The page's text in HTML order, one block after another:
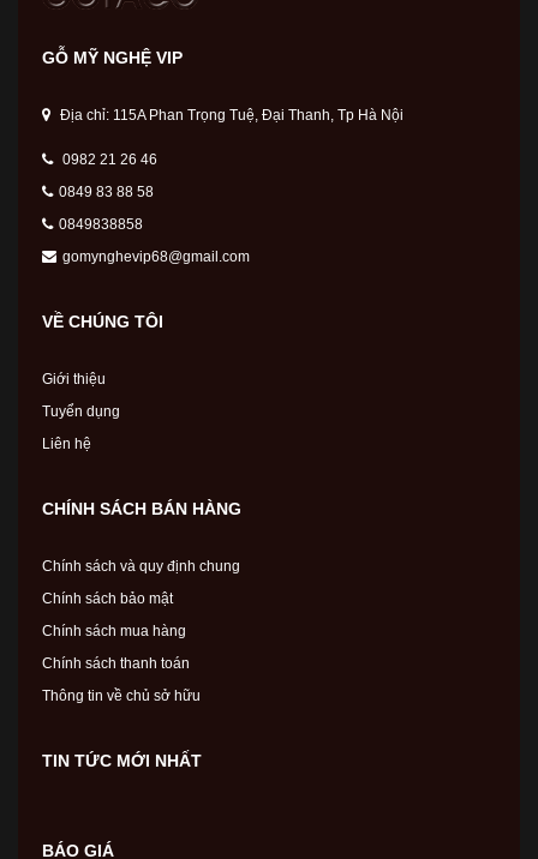
GỖ MỸ NGHỆ VIP
Địa chỉ: 115A Phan Trọng Tuệ, Đại Thanh, Tp Hà Nội
0982 21 26 46
0849 83 88 58
0849838858
gomynghevip68@gmail.com
VỀ CHÚNG TÔI
Giới thiệu
Tuyển dụng
Liên hệ
CHÍNH SÁCH BÁN HÀNG
Chính sách và quy định chung
Chính sách bảo mật
Chính sách mua hàng
Chính sách thanh toán
Thông tin về chủ sở hữu
TIN TỨC MỚI NHẤT
BÁO GIÁ